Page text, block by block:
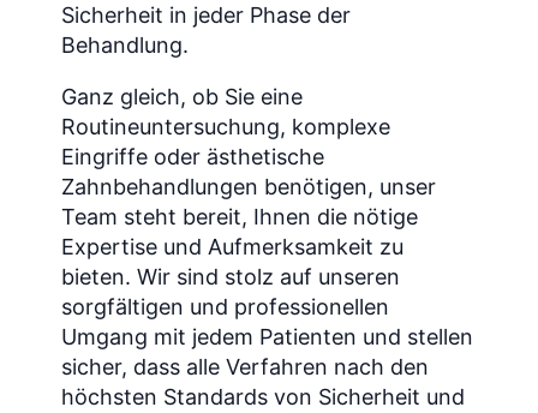
Sicherheit in jeder Phase der
Behandlung.
Ganz gleich, ob Sie eine
Routineuntersuchung, komplexe
Eingriffe oder ästhetische
Zahnbehandlungen benötigen, unser
Team steht bereit, Ihnen die nötige
Expertise und Aufmerksamkeit zu
bieten. Wir sind stolz auf unseren
sorgfältigen und professionellen
Umgang mit jedem Patienten und stellen
sicher, dass alle Verfahren nach den
höchsten Standards von Sicherheit und